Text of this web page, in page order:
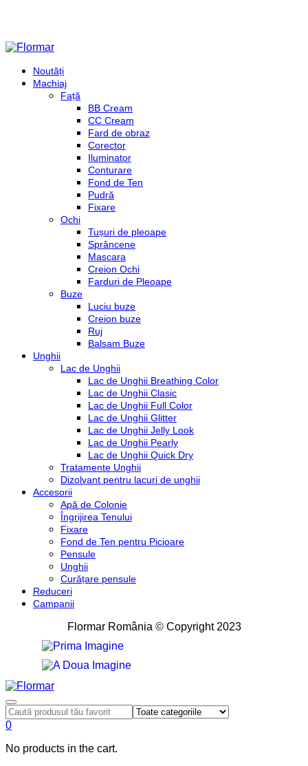
Noutăți
Machiaj
Față
BB Cream
CC Cream
Fard de obraz
Corector
Iluminator
Conturare
Fond de Ten
Pudră
Fixare
Ochi
Tușuri de pleoape
Sprâncene
Mascara
Creion Ochi
Farduri de Pleoape
Buze
Luciu buze
Creion buze
Ruj
Balsam Buze
Unghii
Lac de Unghii
Lac de Unghii Breathing Color
Lac de Unghii Clasic
Lac de Unghii Full Color
Lac de Unghii Glitter
Lac de Unghii Jelly Look
Lac de Unghii Pearly
Lac de Unghii Quick Dry
Tratamente Unghii
Dizolvant pentru lacuri de unghii
Accesorii
Apă de Colonie
Îngrijirea Tenului
Fixare
Fond de Ten pentru Picioare
Pensule
Unghii
Curățare pensule
Reduceri
Campanii
Flormar România © Copyright 2023
0
No products in the cart.